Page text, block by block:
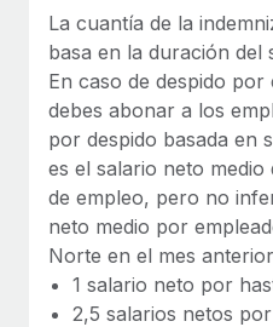
La cuantía de la
basa en la duración del
En caso de despido por
debes abonar a los
por despido basada en
es el salario neto medio
de empleo, pero no
neto medio por
Norte en el mes
1 salario neto por
2,5 salarios netos